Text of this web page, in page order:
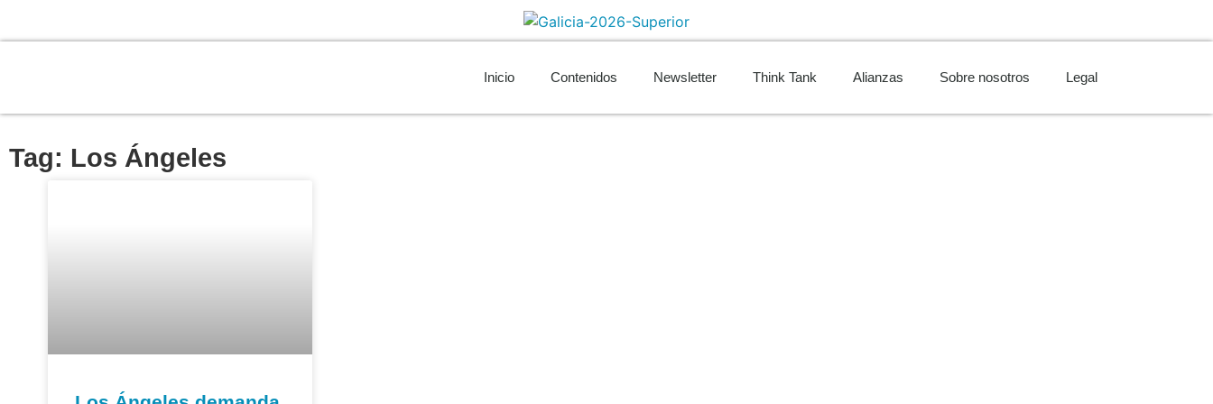
Inicio Contenidos Newsletter Think Tank Alianzas Sobre nosotros Legal
Tag: Los Ángeles